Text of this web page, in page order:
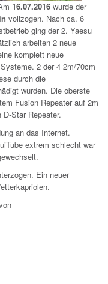
16.07.2016 wurde der
vollzogen. Nach ca. 6
ging der 2. Yaesu
arbeiten 2 neue
komplett neue
2 der 4 2m/70cm
durch die
wurden. Die oberste
Fusion Repeater auf 2m
Star Repeater.
an das Internet.
extrem schlecht war
Ein neuer